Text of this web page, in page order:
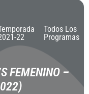
22
Todos Los
Programas
FEMENINO –